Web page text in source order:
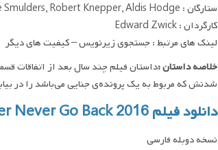
ستارگان : Tom Cruise, Cobie Smulders, Robert Knepper, Aldis Hodge
کارگردان : Edward Zwick
لینک های مرتبط : جستجوی زیرنویس – کیفیت های دیگر
خلاصه داستان :داستان فیلم چند سال بعد از اتفاقات
شدنش که مربوط به یک پرونده‌ی جنایی می‌باشد را در
دانلود فیلم Jack Reacher Never Go Back 2016
نسخه دوبله فارسی